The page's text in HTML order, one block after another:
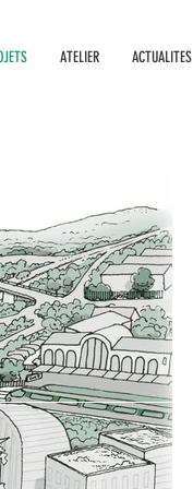
ATELIER ACTUALITES